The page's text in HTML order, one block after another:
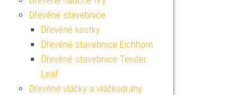
Dřevěné stavebnice
Dřevěné kostky
Dřevěné stavebnice Eichhorn
Dřevěné stavebnice Tender
Leaf
Dřevěné vláčky a vláčkodráhy